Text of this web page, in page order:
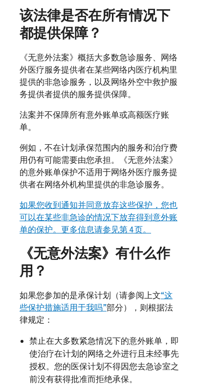
该法律是否在所有情况下
都提供保障？
《无意外法案》概括大多数急诊服务、网络
外医疗服务提供者在某些网络内医疗机构里
提供的非急诊服务，以及网络外空中救护服
务提供者提供的服务提供保障。
法案并不保障所有意外账单或高额医疗账
单。
例如，不在计划承保范围内的服务和治疗费
用仍有可能需要由您承担。《无意外法案》
的意外账单保护不适用于网络外医疗服务提
供者在网络外机构里提供的非急诊服务。
如果您收到通知并同意放弃这些保护，您也
可以在某些非急诊的情况下放弃得到意外账
单的保护。更多信息请参见第 4 页。
《无意外法案》有什么作
用？
如果您参加的是承保计划（请参阅上文“这
些保护措施适用于我吗”部分），则根据法
律规定：
禁止在大多数紧急情况下的意外账单，即
使治疗在计划的网络之外进行且未经事先
授权。您的医保计划不得因您去急诊室之
前没有获得批准而拒绝承保。